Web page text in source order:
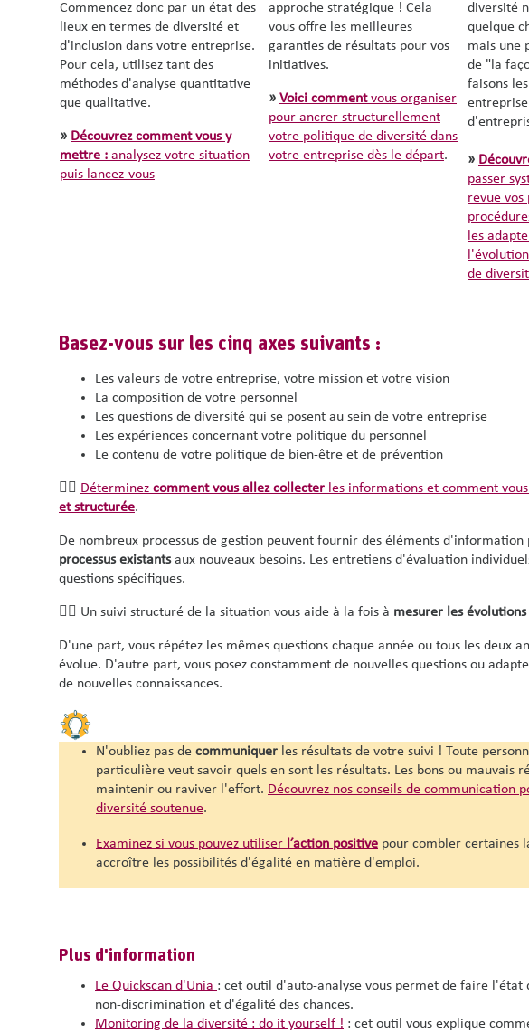
Commencez donc par un état des
lieux en termes de diversité et
d'inclusion dans votre entreprise.
Pour cela, utilisez tant des
méthodes d'analyse quantitative
que qualitative.
» Découvrez comment vous y
mettre : analysez votre situation
puis lancez-vous
approche stratégique ! Cela
vous offre les meilleures
garanties de résultats pour vos
initiatives.
» Voici commentvous organiser
pour ancrer structurellement
votre politique de diversité dans
votre entreprise dès le départ.
diversité
quelque
mais une
de "la
faisons
»
passer
revue vos
les
de
Basez-vous sur les cinq axes suivants :
Les valeurs de votre entreprise, votre mission et votre vision
La composition de votre personnel
Les questions de diversité qui se posent au sein de votre entreprise
Les expériences concernant votre politique du personnel
Le contenu de votre politique de bien-être et de prévention
👉🏽 Déterminez comment vous allez collecter les informations et comment
et structurée.
De nombreux processus de gestion peuvent fournir des éléments
processus existantsaux nouveaux besoins. Les entretiens d'évaluation
questions spécifiques.
👉🏽 Un suivi structuré de la situation vous aide à la fois à mesurer les
D'une part, vous répétez les mêmes questions chaque année ou tous les deux
évolue. D'autre part, vous posez constamment de nouvelles questions ou
de nouvelles connaissances.
N'oubliez pas de communiquer les résultats de votre suivi ! Toute
particulière veut savoir quels en sont les résultats. Les bons ou mauvais
maintenir ou raviver l'effort. Découvrez nos conseils de communication
diversité soutenue.
Examinez si vous pouvez utiliser l’action positive pour combler certaines
accroître les possibilités d'égalité en matière d'emploi.
Plus d'information
Le Quickscan d'Unia : cet outil d'auto-analyse vous permet de faire
non-discrimination et d'égalité des chances.
Monitoring de la diversité : do it yourself ! : cet outil vous explique